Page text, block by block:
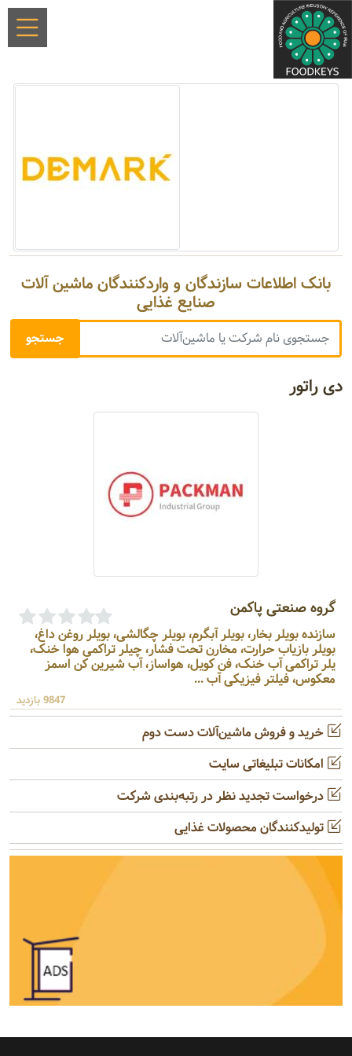
بانک اطلاعات سازندگان و واردکنندگان ماشین آلات
صنایع غذایی
دی راتور
گروه صنعتی پاکمن
سازنده بویلر بخار، بویلر آبگرم، بویلر چگالشی، بویلر روغن داغ،
بویلر بازیاب حرارت، مخارن تحت فشار، چیلر تراکمی هوا خنک،
یلر تراکمی آب خنک، فن کویل، هواساز، آب شیرین کن اسمز
معکوس، فیلتر فیزیکی آب ...
9847 بازدید
خرید و فروش ماشین‌آلات دست دوم
امکانات تبلیغاتی سایت
درخواست تجدید نظر در رتبه‌بندی شرکت
تولیدکنندگان محصولات غذایی